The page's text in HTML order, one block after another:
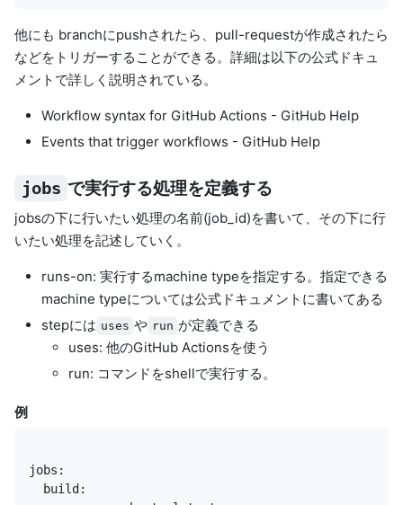
他にも branchにpushされたら、pull-requestが作成されたら
などをトリガーすることができる。詳細は以下の公式ドキュ
メントで詳しく説明されている。
Workflow syntax for GitHub Actions - GitHub Help
Events that trigger workflows - GitHub Help
jobs で実行する処理を定義する
jobsの下に行いたい処理の名前(job_id)を書いて、その下に行
いたい処理を記述していく。
runs-on: 実行するmachine typeを指定する。指定できる
machine typeについては公式ドキュメントに書いてある
stepには uses や run が定義できる
uses: 他のGitHub Actionsを使う
run: コマンドをshellで実行する。
例